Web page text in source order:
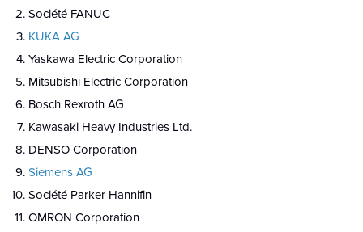
Société FANUC
KUKA AG
Yaskawa Electric Corporation
Mitsubishi Electric Corporation
Bosch Rexroth AG
Kawasaki Heavy Industries Ltd.
DENSO Corporation
Siemens AG
Société Parker Hannifin
OMRON Corporation